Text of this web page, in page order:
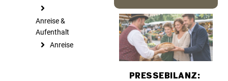
Anreise &
Aufenthalt
Anreise
PRESSEBILANZ: